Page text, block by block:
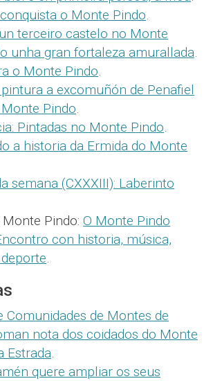
o Monte Pindo.
terceiro castelo no Monte
unha gran fortaleza amurallada.
o Monte Pindo.
a excomuñón de Penafiel
Pindo.
Pintadas no Monte Pindo.
a historia da Ermida do Monte
semana (CXXXIII): Laberinto
Monte Pindo:O Monte Pindo
con historia, música,
.
Comunidades de Montes de
nota dos coidados do Monte
Estrada.
quere ampliar os seus